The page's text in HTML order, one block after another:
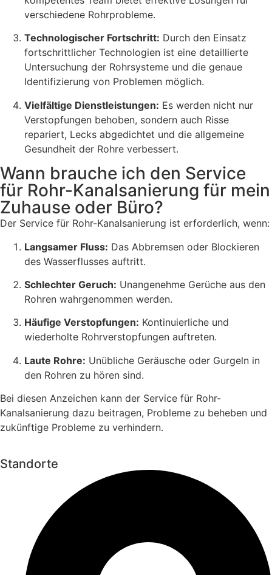
verschiedene Rohrprobleme.
Technologischer Fortschritt: Durch den Einsatz
fortschrittlicher Technologien ist eine detaillierte
Untersuchung der Rohrsysteme und die genaue
Identifizierung von Problemen möglich.
Vielfältige Dienstleistungen: Es werden nicht nur
Verstopfungen behoben, sondern auch Risse
repariert, Lecks abgedichtet und die allgemeine
Gesundheit der Rohre verbessert.
Wann brauche ich den Service
für Rohr-Kanalsanierung für mein
Zuhause oder Büro?
Der Service für Rohr-Kanalsanierung ist erforderlich, wenn:
Langsamer Fluss: Das Abbremsen oder Blockieren
des Wasserflusses auftritt.
Schlechter Geruch: Unangenehme Gerüche aus den
Rohren wahrgenommen werden.
Häufige Verstopfungen: Kontinuierliche und
wiederholte Rohrverstopfungen auftreten.
Laute Rohre: Unübliche Geräusche oder Gurgeln in
den Rohren zu hören sind.
Bei diesen Anzeichen kann der Service für Rohr-
Kanalsanierung dazu beitragen, Probleme zu beheben und
zukünftige Probleme zu verhindern.
Standorte